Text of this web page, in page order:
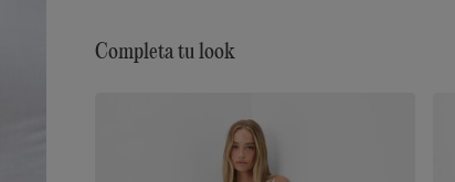
Completa tu look